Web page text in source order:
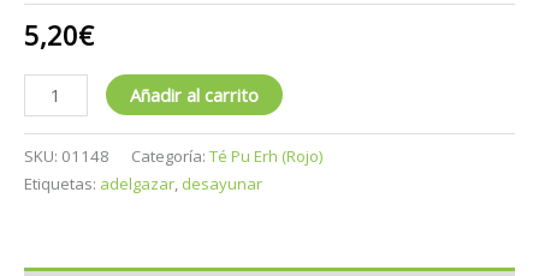
5,20€
Añadir al carrito
SKU: 01148 Categoría: Té Pu Erh (Rojo)
Etiquetas: adelgazar, desayunar